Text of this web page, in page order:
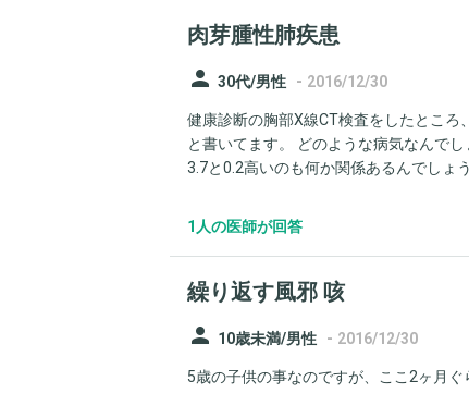
肉芽腫性肺疾患
person 30代/男性 - 2016/12/30
健康診断の胸部X線CT検査をしたとこ
と書いてます。 どのような病気なんで
3.7と0.2高いのも何か関係あるんでしょ
1人の医師が回答
繰り返す風邪 咳
person 10歳未満/男性 - 2016/12/30
5歳の子供の事なのですが、ここ2ヶ月